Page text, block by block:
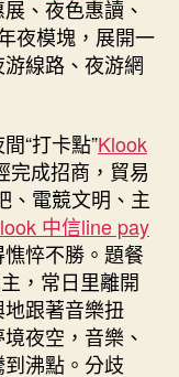
彩”
系
列
陪
你
過
“雙
節”〉
中
、夜色惠讀、
夜模塊，展開一
線路、夜游網
“打卡點”Klook
完成招商，貿易
、電競文明、主
中信line pay
悴不勝。題餐
，常日里離開
跟著音樂扭
夜空，音樂、
沸點。分歧